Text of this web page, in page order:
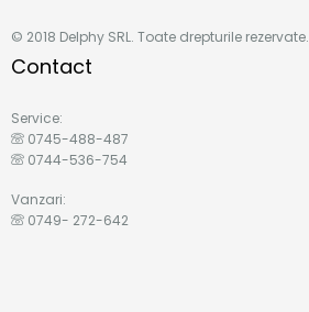
© 2018 Delphy SRL. Toate drepturile rezervate.
Contact
Service:
0745-488-487
0744-536-754
Vanzari:
0749- 272-642